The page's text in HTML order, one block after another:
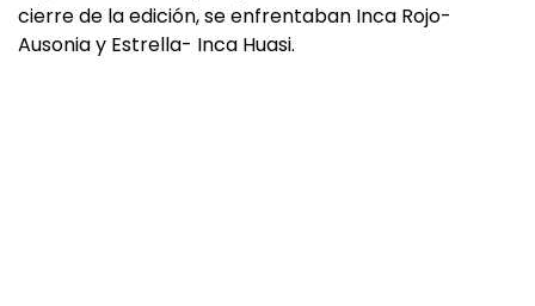
cierre de la edición, se enfrentaban Inca Rojo-
Ausonia y Estrella- Inca Huasi.